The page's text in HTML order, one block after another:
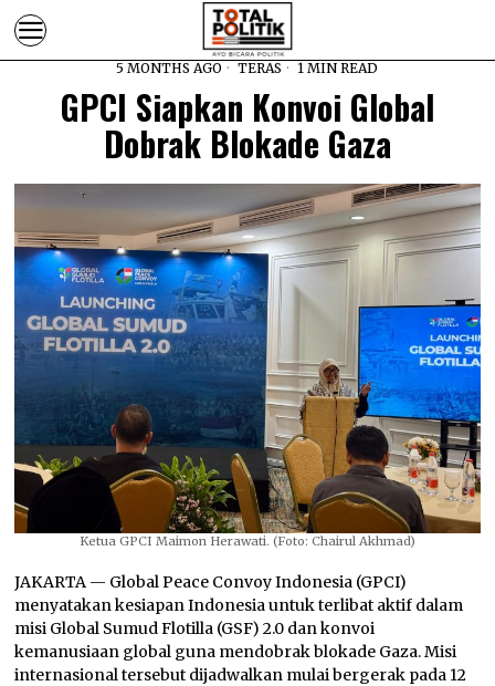
5 MONTHS AGO TERAS 1 MIN READ
GPCI Siapkan Konvoi Global
Dobrak Blokade Gaza
Ketua GPCI Maimon Herawati. (Foto: Chairul Akhmad)
JAKARTA — Global Peace Convoy Indonesia (GPCI)
menyatakan kesiapan Indonesia untuk terlibat aktif dalam
misi Global Sumud Flotilla (GSF) 2.0 dan konvoi
kemanusiaan global guna mendobrak blokade Gaza. Misi
internasional tersebut dijadwalkan mulai bergerak pada 12